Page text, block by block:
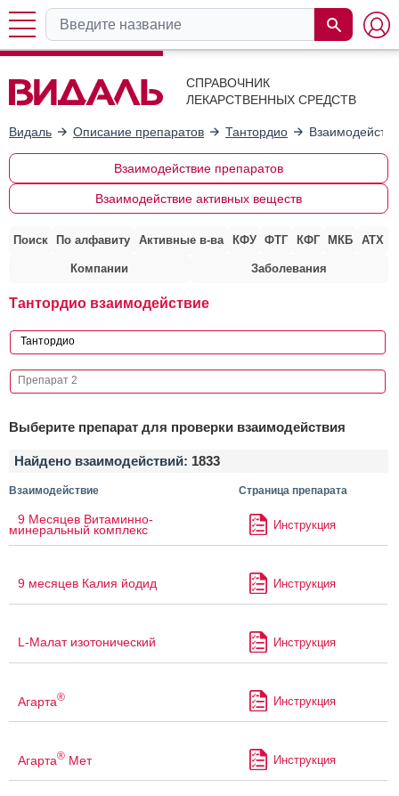
СПРАВОЧНИК
ЛЕКАРСТВЕННЫХ СРЕДСТВ
Видаль Описание препаратов Тантордио
Взаимодействие препаратов
Взаимодействие активных веществ
Поиск По алфавиту Активные в-ва КФУ ФТГ КФГ МКБ АТХ
Компании Заболевания
Тантордио взаимодействие
Выберите препарат для проверки взаимодействия
Найдено взаимодействий: 1833
Взаимодействие Страница препарата
9 Месяцев Витаминно-
минеральный комплекс Инструкция
9 месяцев Калия йодид Инструкция
L-Малат изотонический Инструкция
Агарта® Инструкция
Агарта® Мет Инструкция